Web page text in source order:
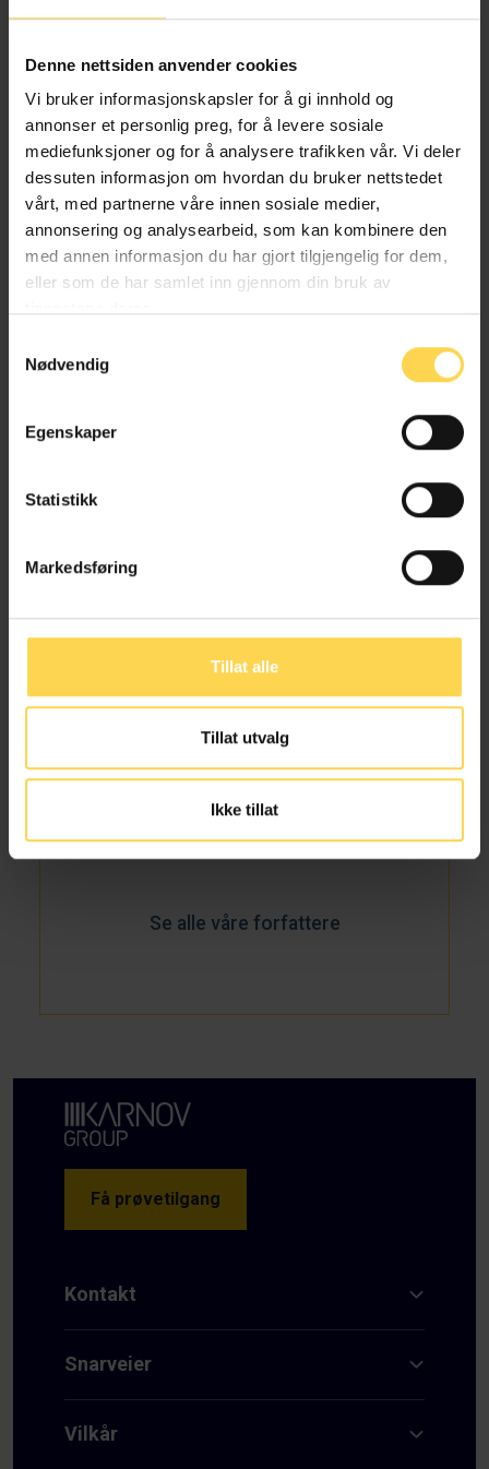
Denne nettsiden anvender cookies
Vi bruker informasjonskapsler for å gi innhold og
annonser et personlig preg, for å levere sosiale
mediefunksjoner og for å analysere trafikken vår. Vi deler
dessuten informasjon om hvordan du bruker nettstedet
vårt, med partnerne våre innen sosiale medier,
annonsering og analysearbeid, som kan kombinere den
med annen informasjon du har gjort tilgjengelig for dem,
eller som de har samlet inn gjennom din bruk av
Nødvendig
Egenskaper
Statistikk
Markedsføring
Tillat alle
Tillat utvalg
Ikke tillat
Anskaffelsesforskriften – FOA
Anskaffelser, avtaler, bygg og entrepriser
Alt kommentert regelverk
Terese Negaard Sørli
Partner, MNA, Advokatfirmaet Haavind AS
Se alle våre forfattere
Få prøvetilgang
Kontakt
Snarveier
Vilkår